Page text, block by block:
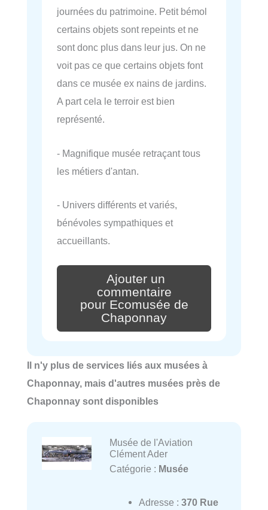
journées du patrimoine. Petit bémol
certains objets sont repeints et ne
sont donc plus dans leur jus. On ne
voit pas ce que certains objets font
dans ce musée ex nains de jardins.
A part cela le terroir est bien
représenté.
- Magnifique musée retraçant tous
les métiers d'antan.
- Univers différents et variés,
bénévoles sympathiques et
accueillants.
Ajouter un
commentaire
pour Ecomusée de
Chaponnay
Il n'y plus de services liés aux musées à
Chaponnay, mais d'autres musées près de
Chaponnay sont disponibles
Musée de l'Aviation
Clément Ader
Catégorie : Musée
Adresse : 370 Rue